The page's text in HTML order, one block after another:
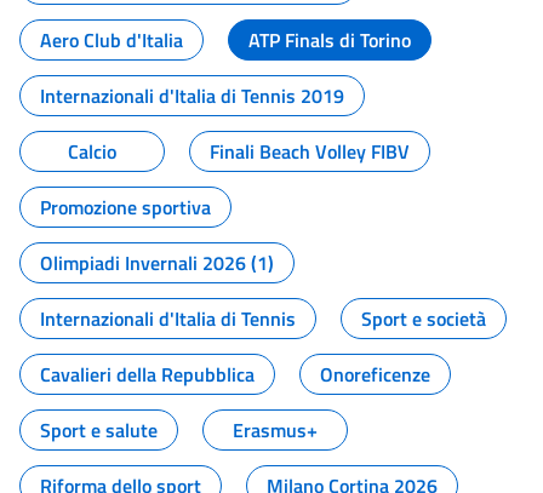
Aero Club d'Italia
ATP Finals di Torino
Internazionali d'Italia di Tennis 2019
Calcio
Finali Beach Volley FIBV
Promozione sportiva
Olimpiadi Invernali 2026 (1)
Internazionali d'Italia di Tennis
Sport e società
Cavalieri della Repubblica
Onoreficenze
Sport e salute
Erasmus+
Riforma dello sport
Milano Cortina 2026